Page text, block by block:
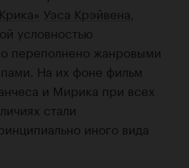
Уэса Крэйвена
условностью
переполнено жанровыми
На их фоне фильм
и Мирика при всех
стали
иного вида